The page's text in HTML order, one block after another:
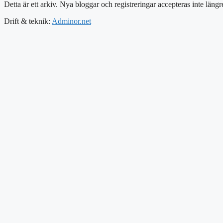
Detta är ett arkiv. Nya bloggar och registreringar accepteras inte
Drift & teknik: Adminor.net